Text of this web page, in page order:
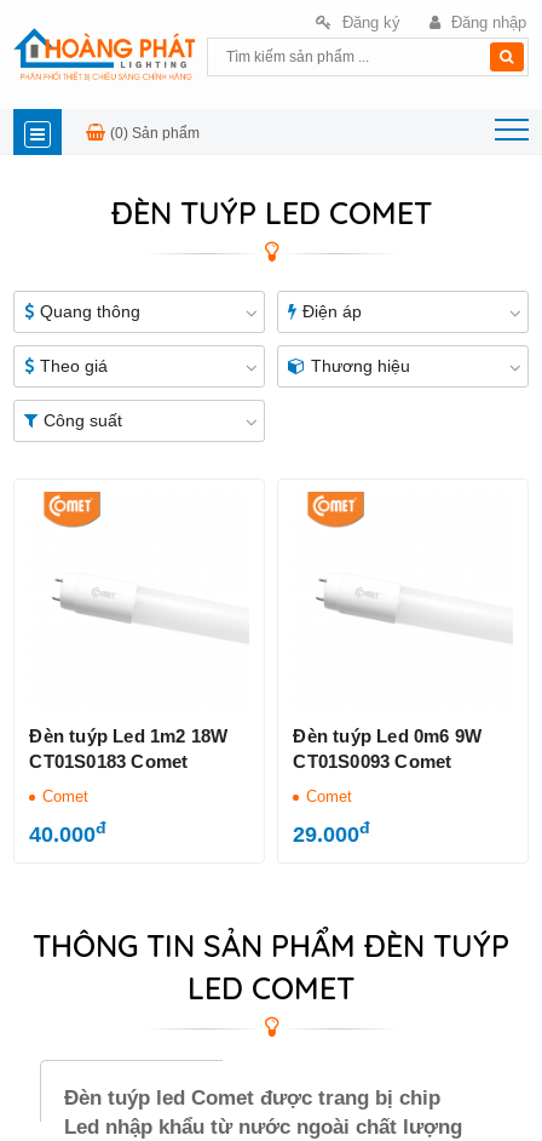
Đăng ký Đăng nhập
PHẨM
(0)Sản phẩm
ĐÈN TUÝP LED COMET
Quang thông Điện áp
Theo giá Thương hiệu
Công suất
Đèn tuýp Led 1m2 18W
CT01S0183 Comet
Comet
40.000đ
Đèn tuýp Led 0m6 9W
CT01S0093 Comet
Comet
29.000đ
THÔNG TIN SẢN PHẨM ĐÈN TUÝP
LED COMET
Đèn tuýp led Comet được trang bị chip
Led nhập khẩu từ nước ngoài chất lượng